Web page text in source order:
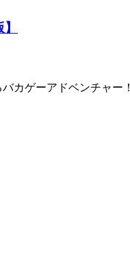
カゲーアドベンチャー！